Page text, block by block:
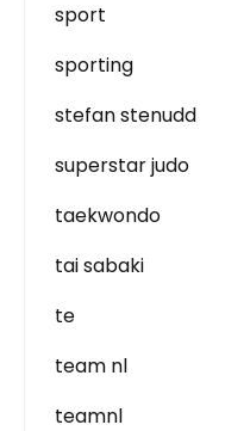
sport
sporting
stefan stenudd
superstar judo
taekwondo
tai sabaki
te
team nl
teamnl